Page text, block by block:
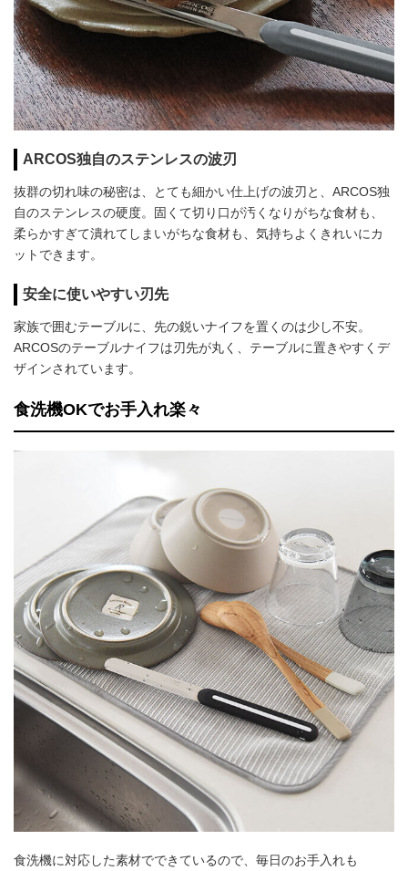
ARCOS独自のステンレスの波刃
抜群の切れ味の秘密は、とても細かい仕上げの波刃と、ARCOS独
自のステンレスの硬度。固くて切り口が汚くなりがちな食材も、
柔らかすぎて潰れてしまいがちな食材も、気持ちよくきれいにカ
ットできます。
安全に使いやすい刃先
家族で囲むテーブルに、先の鋭いナイフを置くのは少し不安。
ARCOSのテーブルナイフは刃先が丸く、テーブルに置きやすくデ
ザインされています。
食洗機OKでお手入れ楽々
食洗機に対応した素材でできているので、毎日のお手入れも